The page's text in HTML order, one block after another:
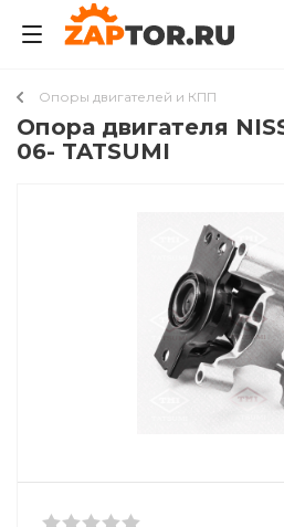
Опоры двигателей и КПП
Опора двигателя
06- TATSUMI